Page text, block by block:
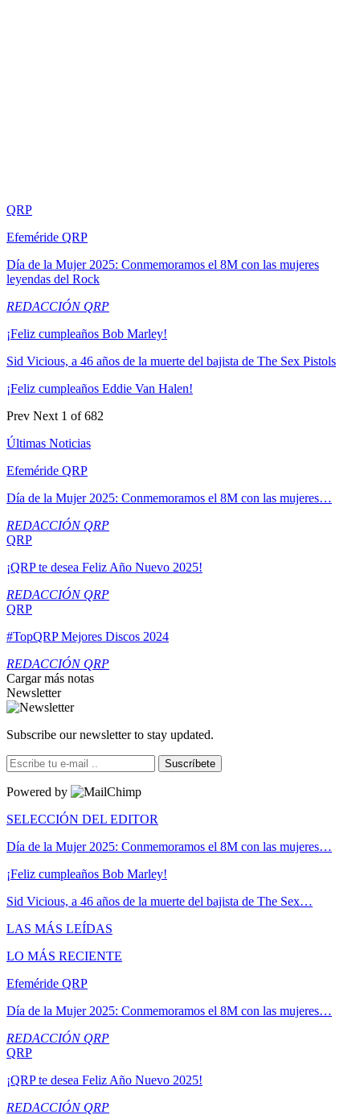
QRP
Efeméride QRP
Día de la Mujer 2025: Conmemoramos el 8M con las mujeres
leyendas del Rock
REDACCIÓN QRP
¡Feliz cumpleaños Bob Marley!
Sid Vicious, a 46 años de la muerte del bajista de The Sex Pistols
¡Feliz cumpleaños Eddie Van Halen!
Prev Next 1 of 682
Últimas Noticias
Efeméride QRP
Día de la Mujer 2025: Conmemoramos el 8M con las mujeres…
REDACCIÓN QRP
QRP
¡QRP te desea Feliz Año Nuevo 2025!
REDACCIÓN QRP
QRP
#TopQRP Mejores Discos 2024
REDACCIÓN QRP
Cargar más notas
Newsletter
Subscribe our newsletter to stay updated.
Suscríbete
Powered by
SELECCIÓN DEL EDITOR
Día de la Mujer 2025: Conmemoramos el 8M con las mujeres…
¡Feliz cumpleaños Bob Marley!
Sid Vicious, a 46 años de la muerte del bajista de The Sex…
LAS MÁS LEÍDAS
LO MÁS RECIENTE
Efeméride QRP
Día de la Mujer 2025: Conmemoramos el 8M con las mujeres…
REDACCIÓN QRP
QRP
¡QRP te desea Feliz Año Nuevo 2025!
REDACCIÓN QRP